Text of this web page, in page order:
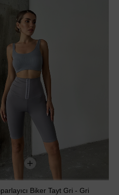
Biker Tayt Gri - Gri